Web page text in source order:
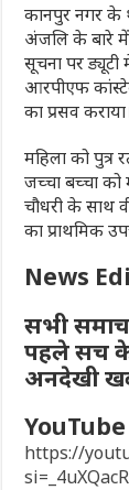
कानपुर नगर के
अंजलि के बारे में
सूचना पर ड्यूटी
आरपीएफ
का प्रसव
महिला को पुत्र
जच्चा बच्चा
चौधरी के साथ
का प्राथमिक
News
सभी
पहले सच के
अनदेखी
https://